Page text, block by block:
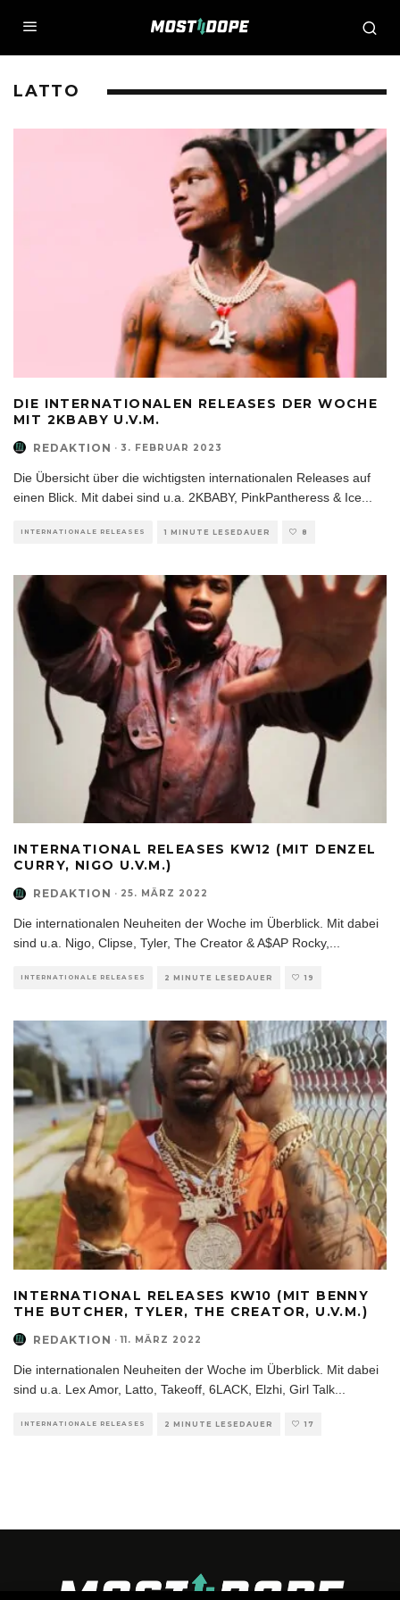
LATTO
DIE INTERNATIONALEN RELEASES DER WOCHE
MIT 2KBABY U.V.M.
REDAKTION · 3. FEBRUAR 2023
Die Übersicht über die wichtigsten internationalen Releases auf
einen Blick. Mit dabei sind u.a. 2KBABY, PinkPantheress & Ice
INTERNATIONALE RELEASES 1 MINUTE LESEDAUER 8
INTERNATIONAL RELEASES KW12 (MIT DENZEL
CURRY, NIGO U.V.M.)
REDAKTION · 25. MÄRZ 2022
Die internationalen Neuheiten der Woche im Überblick. Mit dabei
sind u.a. Nigo, Clipse, Tyler, The Creator & A$AP Rocky,...
INTERNATIONALE RELEASES 2 MINUTE LESEDAUER 19
INTERNATIONAL RELEASES KW10 (MIT BENNY
THE BUTCHER, TYLER, THE CREATOR, U.V.M.)
REDAKTION · 11. MÄRZ 2022
Die internationalen Neuheiten der Woche im Überblick. Mit dabei
sind u.a. Lex Amor, Latto, Takeoff, 6LACK, Elzhi, Girl Talk
INTERNATIONALE RELEASES 2 MINUTE LESEDAUER 17